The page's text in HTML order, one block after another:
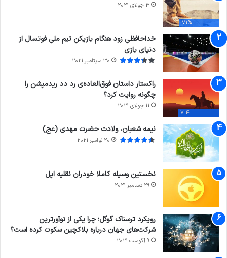
71%
3 جولای 2021
خداحافظی زود هنگام بازیکن تیم ملی فوتسال از
دنیای بازی
30 سپتامبر 2021
7.4
راکستار داستان فوق‌العاده‌ی رد دد ریدمپشن را
چگونه روایت کرد؟
11 جولای 2021
نیمه شعبان، ولادت حضرت مهدی (عج)
20 نوامبر 2021
نخستین وسیله کاملا خودران نقلیه اپل
29 دسامبر 2021
رویکرد ترسناک گوگل؛ چرا یکی از نوآورترین
شرکت‌های جهان درباره بلاکچین سکوت کرده است؟
9 آگوست 2021